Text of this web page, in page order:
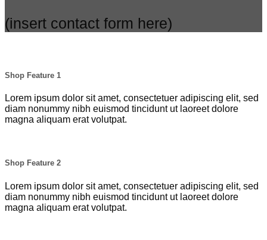
(insert contact form here)
Shop Feature 1
Lorem ipsum dolor sit amet, consectetuer adipiscing elit, sed
diam nonummy nibh euismod tincidunt ut laoreet dolore
magna aliquam erat volutpat.
Shop Feature 2
Lorem ipsum dolor sit amet, consectetuer adipiscing elit, sed
diam nonummy nibh euismod tincidunt ut laoreet dolore
magna aliquam erat volutpat.